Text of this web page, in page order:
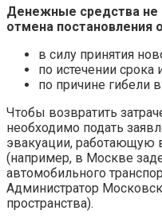
Денежные средства не
отмена постановления
в силу принятия
по истечении срока
по причине гибели
Чтобы возвратить
необходимо подать
эвакуации, работающую
(например, в Москве
автомобильного
Администратор
пространства).